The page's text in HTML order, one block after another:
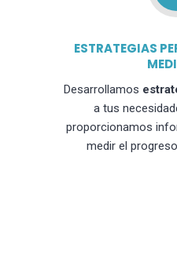
ESTRATEGIAS
Desarrollamos
a tus
proporcionamos
medir el